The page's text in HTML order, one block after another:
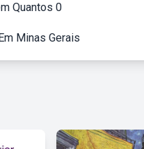
Quantos 0
Minas Gerais